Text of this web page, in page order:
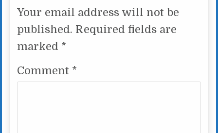
Your email address will not be
published. Required fields are
marked *
Comment *